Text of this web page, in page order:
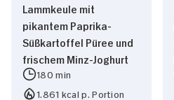
Lammkeule mit
pikantem Paprika-
Süßkartoffel Püree und
frischem Minz-Joghurt
180 min
1.861 kcal p. Portion